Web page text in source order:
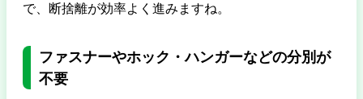
で、断捨離が効率よく進みますね。
ファスナーやホック・ハンガーなどの分別が
不要